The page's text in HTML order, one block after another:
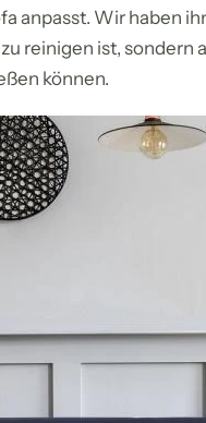
anpasst. Wir haben
reinigen ist, sondern
können.